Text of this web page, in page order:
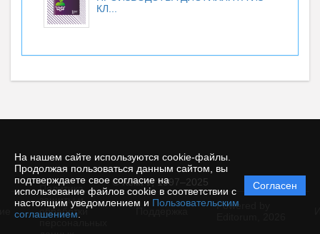
На нашем сайте используются cookie-файлы.
Продолжая пользоваться данным сайтом, вы
подтверждаете свое согласие на
использование файлов cookie в соответствии с
настоящим уведомлением и Пользовательским
соглашением
Согласен
КЛ...
© КемГУ, 1997–2025
Политика
защиты и
обработки
Powered by